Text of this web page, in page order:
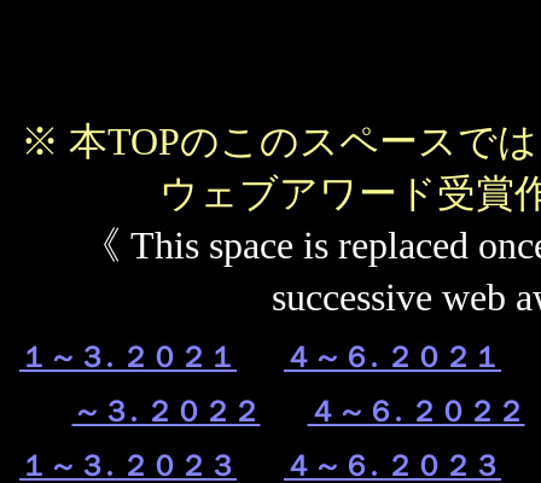
※ 本TOPのこのスペースで
ウェブアワード受賞
《 This space is replaced
successive web
１～３. ２０２１
４～６. ２０２１
～３. ２０２２
４～６. ２０２２
１～３. ２０２３
４～６. ２０２３